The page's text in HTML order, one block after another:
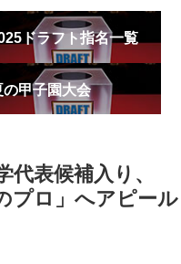
ドラフト指名一覧
の甲子園大会
表候補入り、
プロ」へアピール